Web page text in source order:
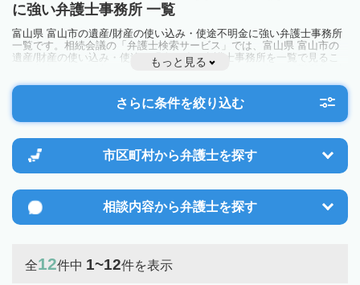
に強い弁護士事務所 一覧
富山県 富山市の遺産/財産の使い込み・使途不明金に強い弁護士事務所
一覧です。相続会議の「弁護士検索サービス」では、富山県 富山市の
遺産/財産の使い込み・使途不明金に強い弁護士事務所を一覧で見るこ
とが出来ます。相続のトラブルやお悩みを抱えている方は一度近隣の弁
護士に相談してみましょう。
もっと見る
さらに条件を絞り込む
市区町村から弁護士を探す
相談内容から弁護士を探す
全12件中 1~12件を表示